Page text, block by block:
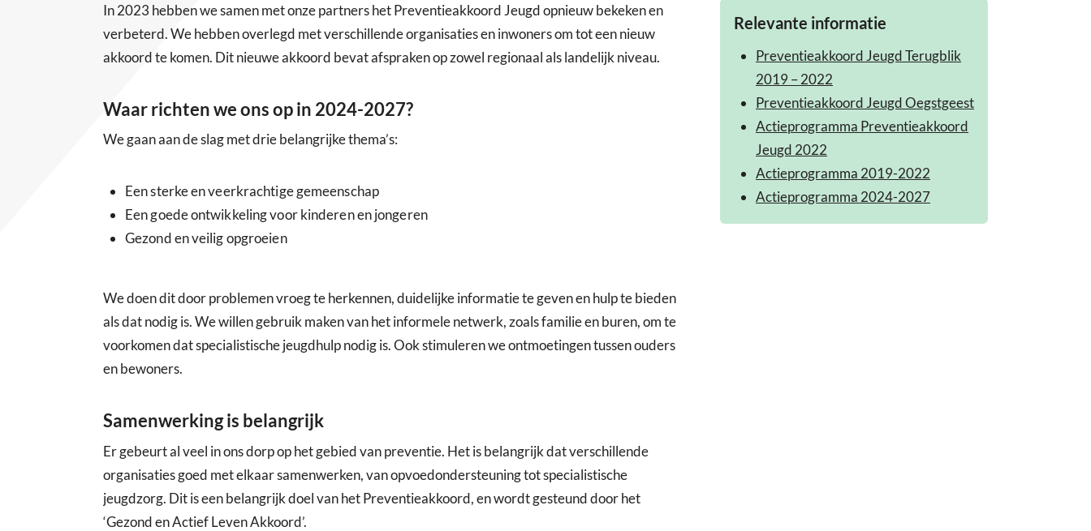
Relevante informatie
Preventieakkoord Jeugd Terugblik
2019 – 2022
Preventieakkoord Jeugd Oegstgeest
Actieprogramma Preventieakkoord
Jeugd 2022
Actieprogramma 2019-2022
Actieprogramma 2024-2027
In 2023 hebben we samen met onze partners het Preventieakkoord Jeugd opnieuw bekeken en
verbeterd. We hebben overlegd met verschillende organisaties en inwoners om tot een nieuw
akkoord te komen. Dit nieuwe akkoord bevat afspraken op zowel regionaal als landelijk niveau.
Waar richten we ons op in 2024-2027?
We gaan aan de slag met drie belangrijke thema’s:
Een sterke en veerkrachtige gemeenschap
Een goede ontwikkeling voor kinderen en jongeren
Gezond en veilig opgroeien
We doen dit door problemen vroeg te herkennen, duidelijke informatie te geven en hulp te bieden
als dat nodig is. We willen gebruik maken van het informele netwerk, zoals familie en buren, om te
voorkomen dat specialistische jeugdhulp nodig is. Ook stimuleren we ontmoetingen tussen ouders
en bewoners.
Samenwerking is belangrijk
Er gebeurt al veel in ons dorp op het gebied van preventie. Het is belangrijk dat verschillende
organisaties goed met elkaar samenwerken, van opvoedondersteuning tot specialistische
jeugdzorg. Dit is een belangrijk doel van het Preventieakkoord, en wordt gesteund door het
‘Gezond en Actief Leven Akkoord’.